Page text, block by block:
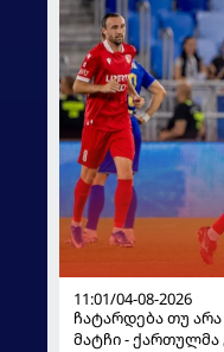
11:01/04-08-2026
ჩატარდება თუ
მატჩი -